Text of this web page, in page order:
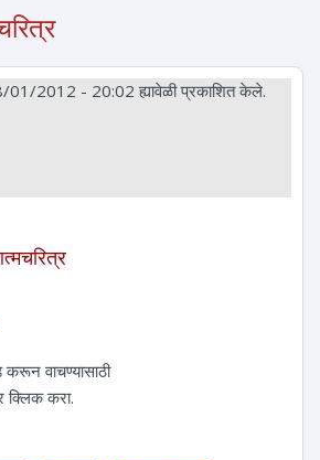
01/2012 - 20:02 ह्यावेळी प्रकाशित केले.
वाचण्यासाठी
क्लिक करा.